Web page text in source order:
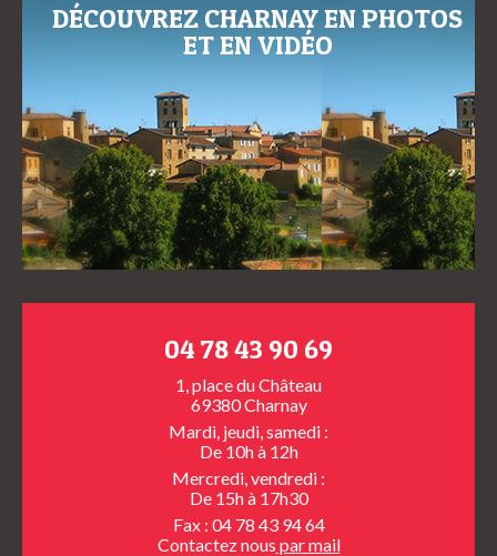
DÉCOUVREZ CHARNAY EN PHOTOS
ET EN VIDÉO
04 78 43 90 69
1, place du Château
69380 Charnay
Mardi, jeudi, samedi :
De 10h à 12h
Mercredi, vendredi :
De 15h à 17h30
Fax : 04 78 43 94 64
Contactez nous par mail